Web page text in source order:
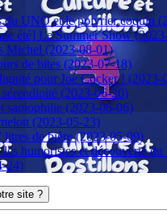
du UNO et le poivrier coquin
été] Le Summer Show
Michel (2023-08-01)
de bites (2023-07-18)
pour Joe Cocker ! (2023-
sérendipité (2023-06-20)
sapiophilie (2023-06-06)
(2023-05-23)
litres de bière (2023-05-09)
humoristes et découverte du
24)
site ?